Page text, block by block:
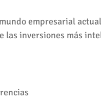
empresarial
las inversiones más